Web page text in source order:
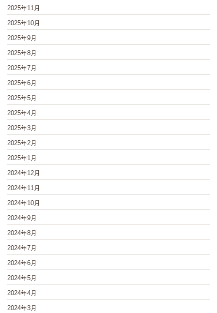
2025年11月
2025年10月
2025年9月
2025年8月
2025年7月
2025年6月
2025年5月
2025年4月
2025年3月
2025年2月
2025年1月
2024年12月
2024年11月
2024年10月
2024年9月
2024年8月
2024年7月
2024年6月
2024年5月
2024年4月
2024年3月